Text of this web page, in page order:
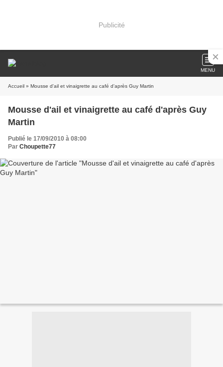
Publicité
MENU
Accueil » Mousse d'ail et vinaigrette au café d'après Guy Martin
Mousse d'ail et vinaigrette au café d'après Guy
Martin
Publié le 17/09/2010 à 08:00
Par Choupette77